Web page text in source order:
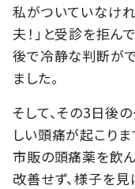
私がついていなけれ
夫！」と受診を拒ん
後で冷静な判断が
ました。
そして、その3日後
しい頭痛が起こりま
市販の頭痛薬を飲
改善せず、様子を